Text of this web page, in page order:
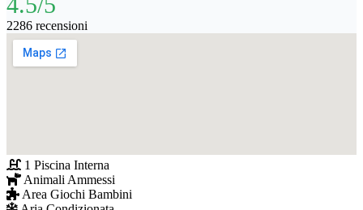
2286 recensioni
1 Piscina Interna
Animali Ammessi
Area Giochi Bambini